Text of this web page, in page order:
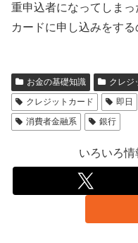
重申込者になってしま
カードに申し込みをする
お金の基礎知識 クレジ
クレジットカード
即日
消費者金融系
銀行
いろいろ